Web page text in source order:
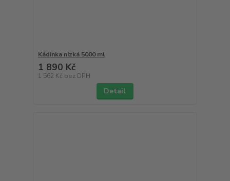
Kádinka nízká 5000 ml
1 890 Kč
1 562 Kč bez DPH
Detail